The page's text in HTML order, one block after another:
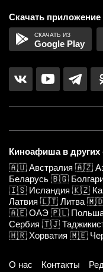
Скачать приложение
Google Play
Киноафиша в других
🇦🇺 Австралия 🇦🇿
Беларусь 🇧🇬
🇮🇸 Исландия 🇰🇿
Латвия 🇱🇹 Литва
🇦🇪 ОАЭ 🇵🇱
Сербия 🇹🇯
🇭🇷 Хорватия 🇲🇪
О нас Контакты